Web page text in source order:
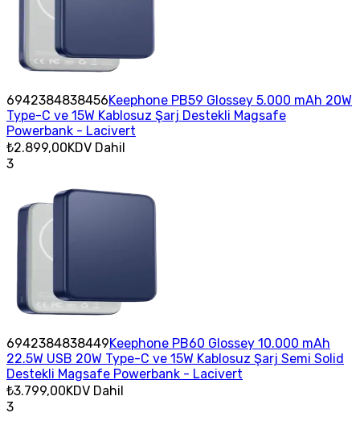
6942384838456Keephone PB59 Glossey 5.000 mAh 20W
Type-C ve 15W Kablosuz Şarj Destekli Magsafe
Powerbank - Lacivert
₺2.899,00KDV Dahil
3
6942384838449Keephone PB60 Glossey 10.000 mAh
22.5W USB 20W Type-C ve 15W Kablosuz Şarj Semi Solid
Destekli Magsafe Powerbank - Lacivert
₺3.799,00KDV Dahil
3